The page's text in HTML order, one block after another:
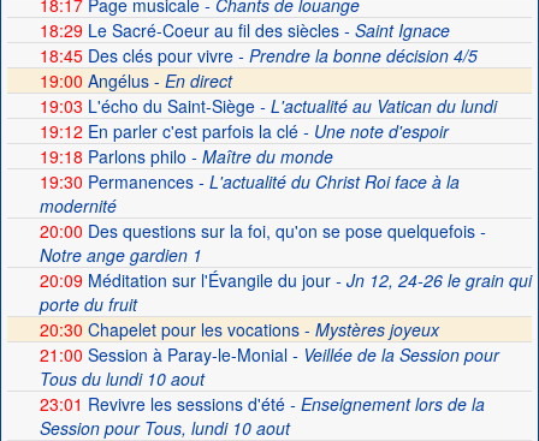
18:17Page musicale- Chants de louange
18:29Le Sacré-Coeur au fil des siècles- Saint Ignace
18:45Des clés pour vivre- Prendre la bonne décision 4/5
19:00 Angélus - En direct
19:03 L'écho du Saint-Siège- L'actualité au Vatican du lundi
19:12 En parler c'est parfois la clé- Une note d'espoir
19:18 Parlons philo - Maître du monde
19:30 Permanences- L'actualité du Christ Roi face à la
modernité
20:00 Des questions sur la foi, qu'on se pose quelquefois-
Notre ange gardien 1
20:09Méditation sur l'Évangile du jour- Jn 12, 24-26 le grain qui
porte du fruit
20:30 Chapelet pour les vocations - Mystères joyeux
21:00 Session à Paray-le-Monial- Veillée de la Session pour
Tous du lundi 10 aout
23:01 Revivre les sessions d'été- Enseignement lors de la
Session pour Tous, lundi 10 aout